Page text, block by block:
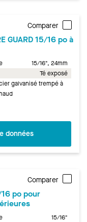
Comparer
GUARD 15/16 po à
15/16", 24mm
Té exposé
galvanisé trempé à
données
Comparer
16 po pour
15/16"